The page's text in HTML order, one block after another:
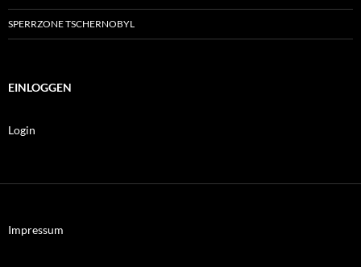
SPERRZONE TSCHERNOBYL
EINLOGGEN
Login
Impressum